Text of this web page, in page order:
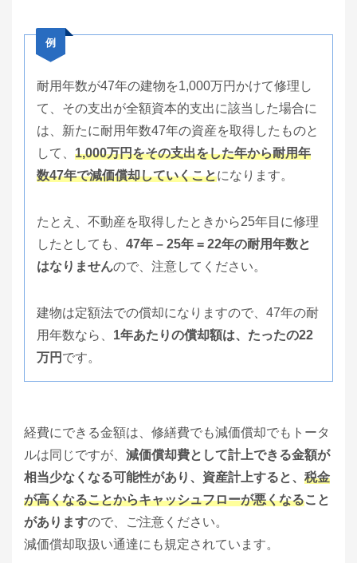
例
耐用年数が47年の建物を1,000万円かけて修理し
て、その支出が全額資本的支出に該当した場合に
は、新たに耐用年数47年の資産を取得したものと
して、 1,000万円をその支出をした年から耐用年
数47年で減価償却していくことになります。
たとえ、不動産を取得したときから25年目に修理
したとしても、 47年 – 25年 = 22年の耐用年数と
はなりませんので、注意してください。
建物は定額法での償却になりますので、47年の耐
用年数なら、 1年あたりの償却額は、たったの22
万円 です。
経費にできる金額は、修繕費でも減価償却でもトータ
ルは同じですが、 減価償却費として計上できる金額が
相当少なくなる可能性があり、資産計上すると、 税金
が高くなることからキャッシュフローが悪くなること
がありますので、ご注意ください。
減価償却取扱い通達にも規定されています。